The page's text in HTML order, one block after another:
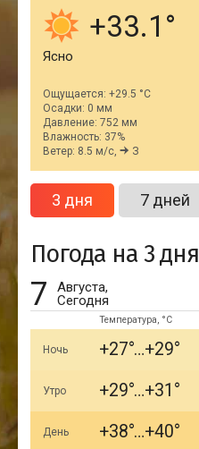
+33.1
Ясно
Ощущается: +29.5 °C
Осадки: 0 мм
Давление: 752 мм
Влажность: 37%
Ветер: 8.5 м/с,
З
3 дня 7 дней
Погода на 3 дня
7
Августа,
Сегодня
Температура, °C
Ночь +27 +29
Утро +29 +31
День +38 +40